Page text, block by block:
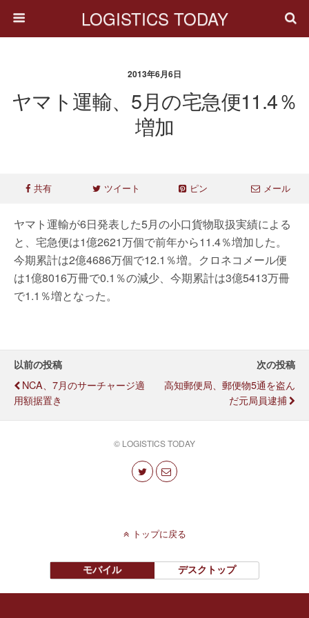
LOGISTICS TODAY
2013年6月6日
ヤマト運輸、5月の宅急便11.4％
増加
共有 ツイート ピン メール
ヤマト運輸が6日発表した5月の小口貨物取扱実績による
と、宅急便は1億2621万個で前年から11.4％増加した。
今期累計は2億4686万個で12.1％増。クロネコメール便
は1億8016万冊で0.1％の減少、今期累計は3億5413万冊
で1.1％増となった。
以前の投稿
NCA、7月のサーチャージ適
用額据置き
次の投稿
高知郵便局、郵便物5通を盗ん
だ元局員逮捕
© LOGISTICS TODAY
トップに戻る
モバイル デスクトップ